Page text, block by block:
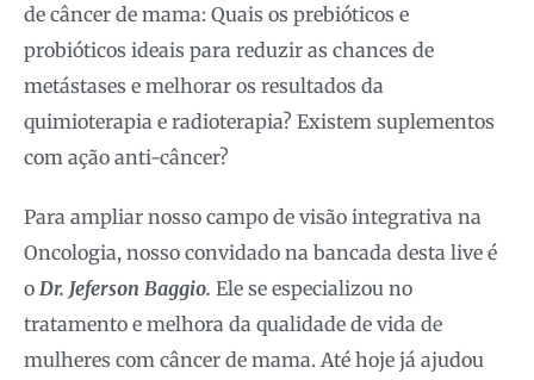
de câncer de mama: Quais os prebióticos e
probióticos ideais para reduzir as chances de
metástases e melhorar os resultados da
quimioterapia e radioterapia? Existem suplementos
com ação anti-câncer?
Para ampliar nosso campo de visão integrativa na
Oncologia, nosso convidado na bancada desta live é
o Dr. Jeferson Baggio. Ele se especializou no
tratamento e melhora da qualidade de vida de
mulheres com câncer de mama. Até hoje já ajudou